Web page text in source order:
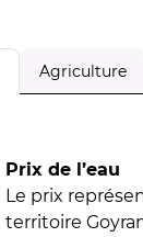
Agriculture
Prix de l’eau
Le prix
territoire